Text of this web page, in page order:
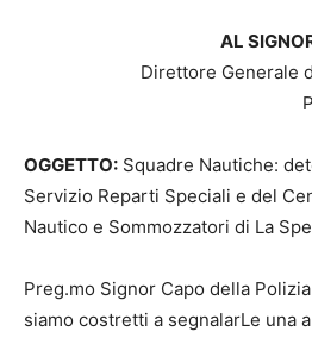
AL
Direttore Generale
OGGETTO: Squadre Nautiche:
Servizio Reparti Speciali e del
Nautico e Sommozzatori di La
Preg.mo Signor Capo della
siamo costretti a segnalarLe una